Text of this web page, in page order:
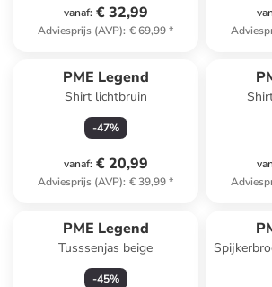
vanaf: € 32,99
Adviesprijs (AVP): € 69,99*
PME Legend
Shirt lichtbruin
-47%
vanaf: € 20,99
Adviesprijs (AVP): € 39,99*
PME Legend
Tusssenjas beige
-45%
fit